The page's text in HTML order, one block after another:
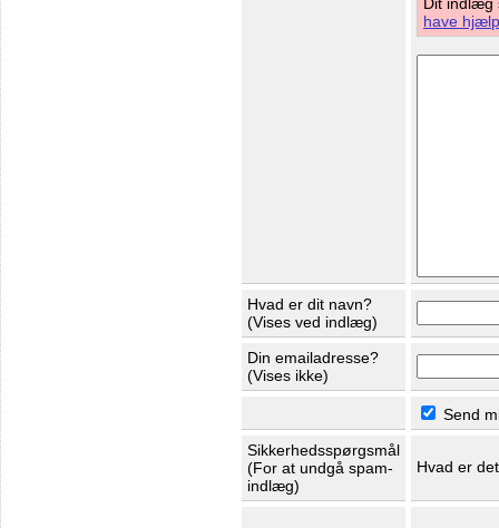
have
Hvad er dit navn?
(Vises ved indlæg)
Din emailadresse?
(Vises ikke)
Send
Sikkerhedsspørgsmål
(For at undgå spam-
indlæg)
Hvad er